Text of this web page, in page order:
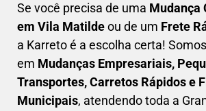
Se você precisa de uma Mudança
em Vila Matildeou de um Frete
a Karreto é a escolha certa!
em Mudanças Empresariais,
Transportes, Carretos Rápidos e
Municipais, atendendo toda a